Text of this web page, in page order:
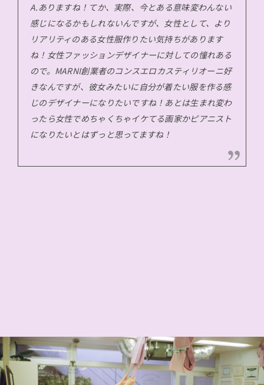
A.ありますね！てか、実際、今とある意味変わんない
感じになるかもしれないんですが、女性として、より
リアリティのある女性服作りたい気持ちがあります
ね！女性ファッションデザイナーに対しての憧れある
ので。MARNI創業者のコンスエロカスティリオーニ好
きなんですが、彼女みたいに自分が着たい服を作る感
じのデザイナーになりたいですね！あとは生まれ変わ
ったら女性でめちゃくちゃイケてる画家かピアニスト
になりたいとはずっと思ってますね！